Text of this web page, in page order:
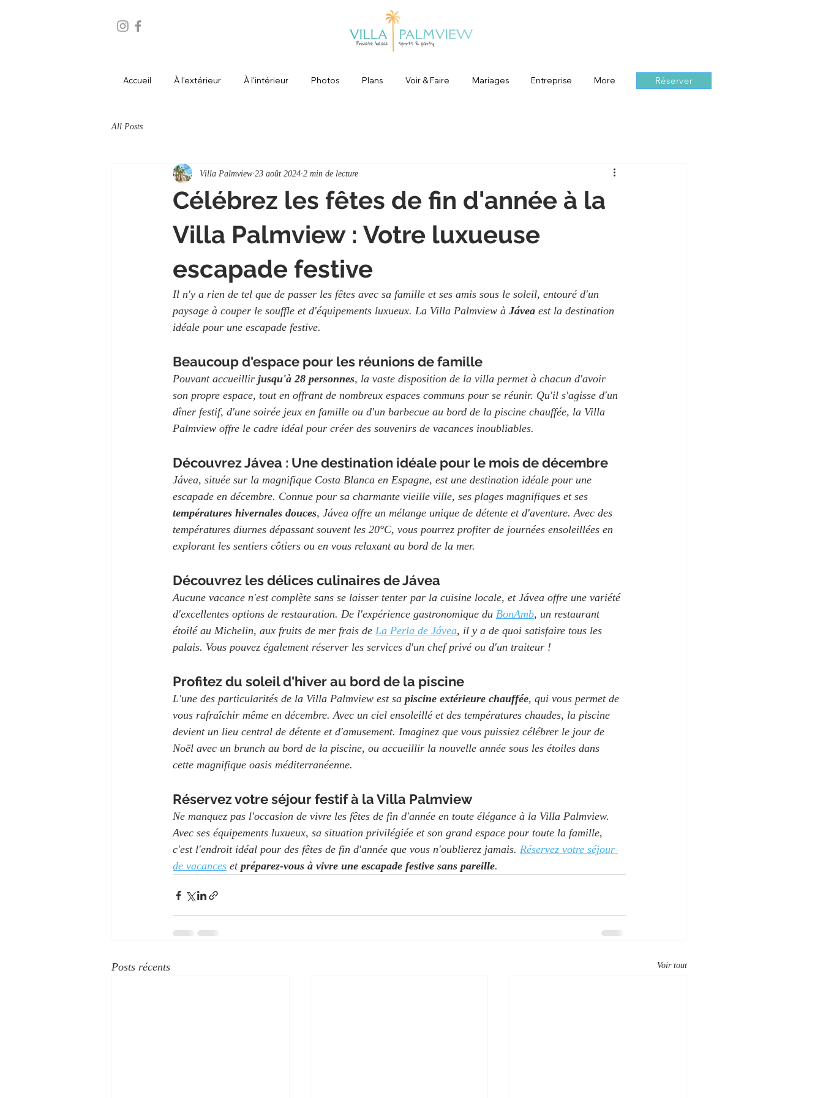
Accueil À l'extérieur À l'intérieur Photos Plans Voir & Faire Mariages Entreprise More Réserver
All Posts
Célébrez les fêtes de fin d'année à la
Villa Palmview : Votre luxueuse
escapade festive
Villa Palmview 23 août 2024 2 min de lecture
Il n'y a rien de tel que de passer les fêtes avec sa famille et ses amis sous le soleil, entouré d'un
paysage à couper le souffle et d'équipements luxueux. La Villa Palmview à Jávea est la destination
idéale pour une escapade festive.
Beaucoup d'espace pour les réunions de famille
Pouvant accueillir jusqu'à 28 personnes, la vaste disposition de la villa permet à chacun d'avoir
son propre espace, tout en offrant de nombreux espaces communs pour se réunir. Qu'il s'agisse d'un
dîner festif, d'une soirée jeux en famille ou d'un barbecue au bord de la piscine chauffée, la Villa
Palmview offre le cadre idéal pour créer des souvenirs de vacances inoubliables.
Découvrez Jávea : Une destination idéale pour le mois de décembre
Jávea, située sur la magnifique Costa Blanca en Espagne, est une destination idéale pour une
escapade en décembre. Connue pour sa charmante vieille ville, ses plages magnifiques et ses
températures hivernales douces, Jávea offre un mélange unique de détente et d'aventure. Avec des
températures diurnes dépassant souvent les 20°C, vous pourrez profiter de journées ensoleillées en
explorant les sentiers côtiers ou en vous relaxant au bord de la mer.
Découvrez les délices culinaires de Jávea
Aucune vacance n'est complète sans se laisser tenter par la cuisine locale, et Jávea offre une variété
d'excellentes options de restauration. De l'expérience gastronomique du BonAmb, un restaurant
étoilé au Michelin, aux fruits de mer frais de La Perla de Jávea, il y a de quoi satisfaire tous les
palais. Vous pouvez également réserver les services d'un chef privé ou d'un traiteur !
Profitez du soleil d'hiver au bord de la piscine
L'une des particularités de la Villa Palmview est sa piscine extérieure chauffée, qui vous permet de
vous rafraîchir même en décembre. Avec un ciel ensoleillé et des températures chaudes, la piscine
devient un lieu central de détente et d'amusement. Imaginez que vous puissiez célébrer le jour de
Noël avec un brunch au bord de la piscine, ou accueillir la nouvelle année sous les étoiles dans
cette magnifique oasis méditerranéenne.
Réservez votre séjour festif à la Villa Palmview
Ne manquez pas l'occasion de vivre les fêtes de fin d'année en toute élégance à la Villa Palmview.
Avec ses équipements luxueux, sa situation privilégiée et son grand espace pour toute la famille,
c'est l'endroit idéal pour des fêtes de fin d'année que vous n'oublierez jamais. Réservez votre séjour
de vacances et préparez-vous à vivre une escapade festive sans pareille.
Posts récents Voir tout